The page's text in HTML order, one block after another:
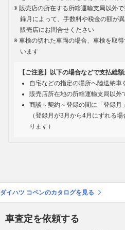
販売店の所在する所轄運輸支局以外
録月によって、手数料や税金の額が
販売店にお問合せください
車検の切れた車両の場合、車検を取
います
【ご注意】以下の場合などで支払総
自宅などの指定の場所へ陸送納車
販売店所在地の所轄運輸支局以外
商談～契約～登録の間に「登録月
（登録月が3月から4月にずれる
ります）
ダイハツ コペンのカタログを見る
車査定を依頼する